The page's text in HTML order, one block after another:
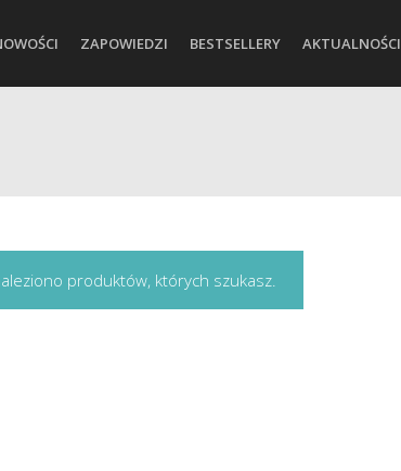
ZAPOWIEDZI BESTSELLERY AKTUALNOŚCI
produktów, których szukasz.